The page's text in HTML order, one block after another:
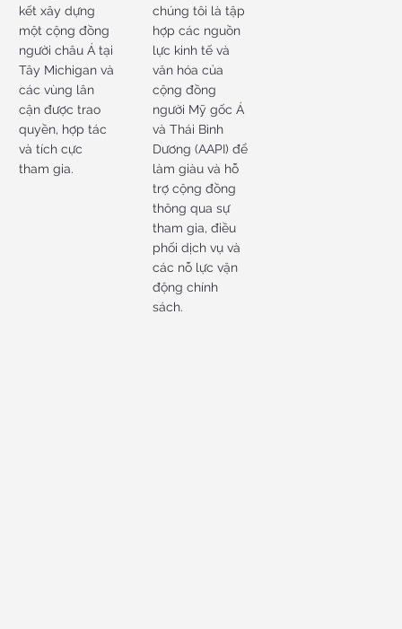
kết xây dựng
một cộng đồng
người châu Á tại
Tây Michigan và
các vùng lân
cận được trao
quyền, hợp tác
và tích cực
tham gia.
chúng tôi là tập
hợp các nguồn
lực kinh tế và
văn hóa của
cộng đồng
người Mỹ gốc Á
và Thái Bình
Dương (AAPI) để
làm giàu và hỗ
trợ cộng đồng
thông qua sự
tham gia, điều
phối dịch vụ và
các nỗ lực vận
động chính
sách.